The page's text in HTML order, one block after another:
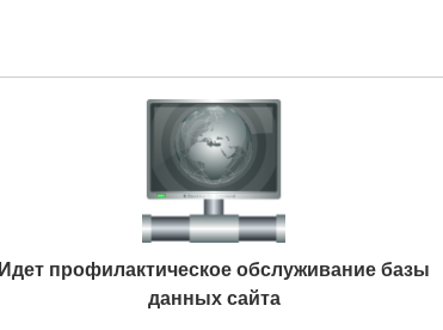
Идет профилактическое обслуживание базы
данных сайта